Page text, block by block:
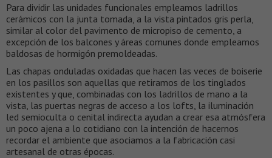
Para dividir las unidades funcionales empleamos ladrillos
cerámicos con la junta tomada, a la vista pintados gris perla,
similar al color del pavimento de micropiso de cemento, a
excepción de los balcones y áreas comunes donde empleamos
baldosas de hormigón premoldeadas.
Las chapas onduladas oxidadas que hacen las veces de boiserie
en los pasillos son aquellas que retiramos de los tinglados
existentes y que, combinadas con los ladrillos de mano a la
vista, las puertas negras de acceso a los lofts, la iluminación
led semioculta o cenital indirecta ayudan a crear esa atmósfera
un poco ajena a lo cotidiano con la intención de hacernos
recordar el ambiente que asociamos a la fabricación casi
artesanal de otras épocas.